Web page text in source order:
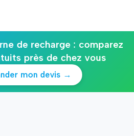
de recharge : comparez
près de chez vous
mon devis →